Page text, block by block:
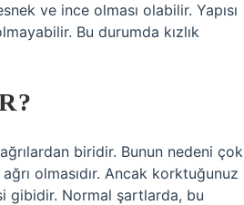
ve ince olması olabilir. Yapısı
Bu durumda kızlık
biridir. Bunun nedeni çok
olmasıdır. Ancak korktuğunuz
gibidir. Normal şartlarda, bu